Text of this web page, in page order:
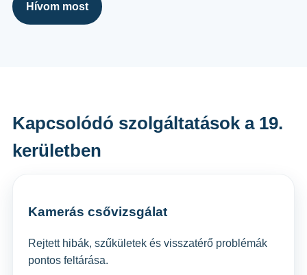
Hívom most
Kapcsolódó szolgáltatások a 19.
kerületben
Kamerás csővizsgálat
Rejtett hibák, szűkületek és visszatérő problémák
pontos feltárása.